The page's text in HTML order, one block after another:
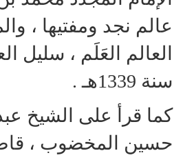
عالم نجد ومفتيها ،
العالم العَلَم ، سليل
سنة 1339هـ .
كما قرأ على الشيخ
حسين المخضوب ،